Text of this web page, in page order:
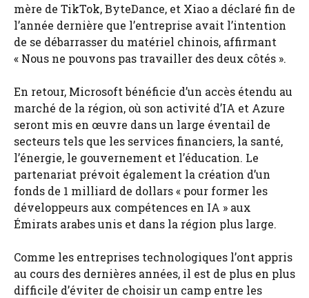
mère de TikTok, ByteDance, et Xiao a déclaré fin de
l’année dernière que l’entreprise avait l’intention
de se débarrasser du matériel chinois, affirmant
« Nous ne pouvons pas travailler des deux côtés ».
En retour, Microsoft bénéficie d’un accès étendu au
marché de la région, où son activité d’IA et Azure
seront mis en œuvre dans un large éventail de
secteurs tels que les services financiers, la santé,
l’énergie, le gouvernement et l’éducation. Le
partenariat prévoit également la création d’un
fonds de 1 milliard de dollars « pour former les
développeurs aux compétences en IA » aux
Émirats arabes unis et dans la région plus large.
Comme les entreprises technologiques l’ont appris
au cours des dernières années, il est de plus en plus
difficile d’éviter de choisir un camp entre les